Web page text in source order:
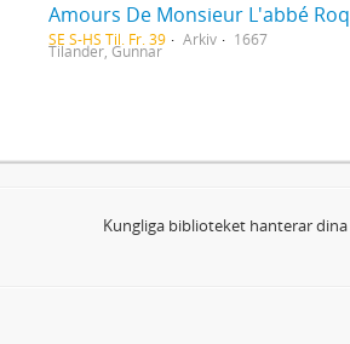
SE S-HS Til. Fr. 39 Arkiv 1667
Tilander, Gunnar
Kungliga biblioteket hanterar